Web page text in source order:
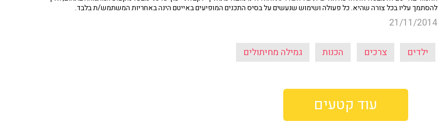
להסתמך עליו בכל צורה שהיא. כל פעולה ושימוש שנעשים על בסיס התכנים המופיעים באייטם הינה באחריות המשתמש/ת בלבד.
21/11/2014
ילדים צרכים הכנות גמילה מחיתולים
עוד קטעים